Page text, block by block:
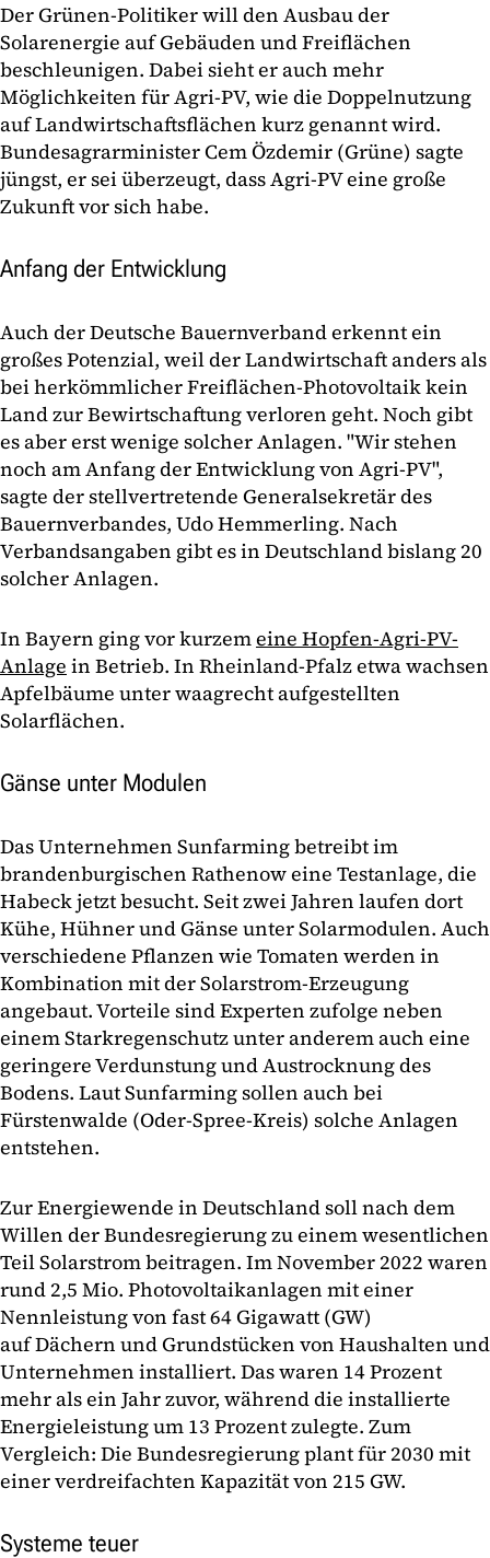
Der Grünen-Politiker will den Ausbau der
Solarenergie auf Gebäuden und Freiflächen
beschleunigen. Dabei sieht er auch mehr
Möglichkeiten für Agri-PV, wie die Doppelnutzung
auf Landwirtschaftsflächen kurz genannt wird.
Bundesagrarminister Cem Özdemir (Grüne) sagte
jüngst, er sei überzeugt, dass Agri-PV eine große
Zukunft vor sich habe.
Anfang der Entwicklung
Auch der Deutsche Bauernverband erkennt ein
großes Potenzial, weil der Landwirtschaft anders als
bei herkömmlicher Freiflächen-Photovoltaik kein
Land zur Bewirtschaftung verloren geht. Noch gibt
es aber erst wenige solcher Anlagen. "Wir stehen
noch am Anfang der Entwicklung von Agri-PV",
sagte der stellvertretende Generalsekretär des
Bauernverbandes, Udo Hemmerling. Nach
Verbandsangaben gibt es in Deutschland bislang 20
solcher Anlagen.
In Bayern ging vor kurzemeine Hopfen-Agri-PV-
Anlage in Betrieb. In Rheinland-Pfalz etwa wachsen
Apfelbäume unter waagrecht aufgestellten
Solarflächen.
Gänse unter Modulen
Das Unternehmen Sunfarming betreibt im
brandenburgischen Rathenow eine Testanlage, die
Habeck jetzt besucht. Seit zwei Jahren laufen dort
Kühe, Hühner und Gänse unter Solarmodulen. Auch
verschiedene Pflanzen wie Tomaten werden in
Kombination mit der Solarstrom-Erzeugung
angebaut. Vorteile sind Experten zufolge neben
einem Starkregenschutz unter anderem auch eine
geringere Verdunstung und Austrocknung des
Bodens. Laut Sunfarming sollen auch bei
Fürstenwalde (Oder-Spree-Kreis) solche Anlagen
entstehen.
Zur Energiewende in Deutschland soll nach dem
Willen der Bundesregierung zu einem wesentlichen
Teil Solarstrom beitragen. Im November 2022 waren
rund 2,5 Mio. Photovoltaikanlagen mit einer
Nennleistung von fast 64 Gigawatt (GW)
auf Dächern und Grundstücken von Haushalten und
Unternehmen installiert. Das waren 14 Prozent
mehr als ein Jahr zuvor, während die installierte
Energieleistung um 13 Prozent zulegte. Zum
Vergleich: Die Bundesregierung plant für 2030 mit
einer verdreifachten Kapazität von 215 GW.
Systeme teuer